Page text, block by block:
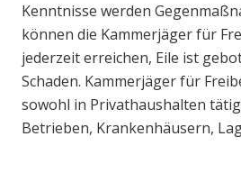
Kenntnisse werden
können die Kammerjäger für
jederzeit erreichen, Eile ist
Schaden. Kammerjäger für
sowohl in Privathaushalten
Betrieben, Krankenhäusern,